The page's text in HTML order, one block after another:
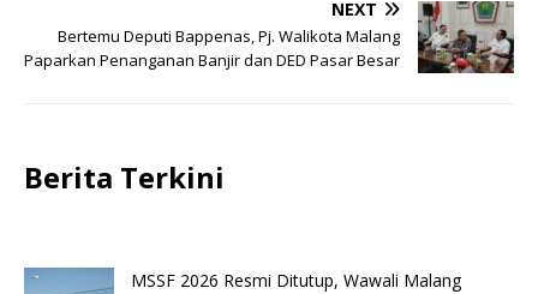
NEXT
Bertemu Deputi Bappenas, Pj. Walikota Malang
Paparkan Penanganan Banjir dan DED Pasar Besar
Berita Terkini
MSSF 2026 Resmi Ditutup, Wawali Malang